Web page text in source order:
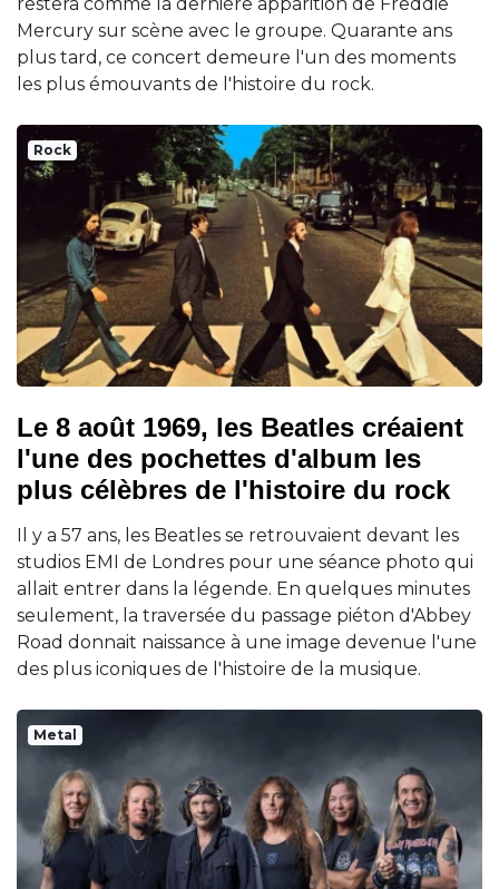
Mercury sur scène avec le groupe. Quarante ans
plus tard, ce concert demeure l'un des moments
les plus émouvants de l'histoire du rock.
Rock
Le 8 août 1969, les Beatles créaient
l'une des pochettes d'album les
plus célèbres de l'histoire du rock
Il y a 57 ans, les Beatles se retrouvaient devant les
studios EMI de Londres pour une séance photo qui
allait entrer dans la légende. En quelques minutes
seulement, la traversée du passage piéton d'Abbey
Road donnait naissance à une image devenue l'une
des plus iconiques de l'histoire de la musique.
Metal